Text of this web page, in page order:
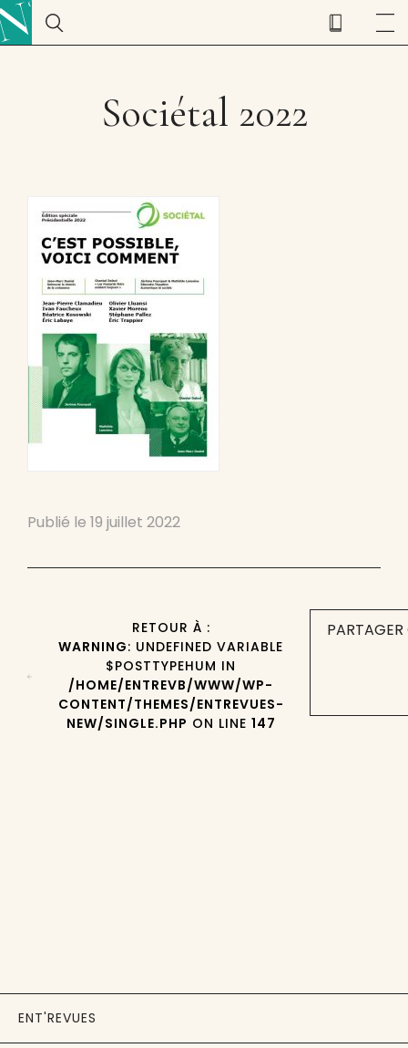
Sociétal 2022
Publié le 19 juillet 2022
RETOUR À :
WARNING: UNDEFINED VARIABLE
$POSTTYPEHUM IN
/HOME/ENTREVB/WWW/WP-
CONTENT/THEMES/ENTREVUES-
NEW/SINGLE.PHP ON LINE 147
ENT'REVUES